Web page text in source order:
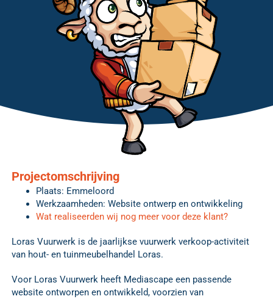
Projectomschrijving
Plaats: Emmeloord
Werkzaamheden: Website ontwerp en ontwikkeling
Wat realiseerden wij nog meer voor deze klant?
Loras Vuurwerk is de jaarlijkse vuurwerk verkoop-activiteit
van hout- en tuinmeubelhandel Loras.
Voor Loras Vuurwerk heeft Mediascape een passende
website ontworpen en ontwikkeld, voorzien van